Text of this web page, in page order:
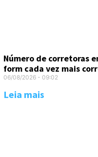
Número de corretoras
form cada vez mais
06/08/2026 09:02
Leia mais